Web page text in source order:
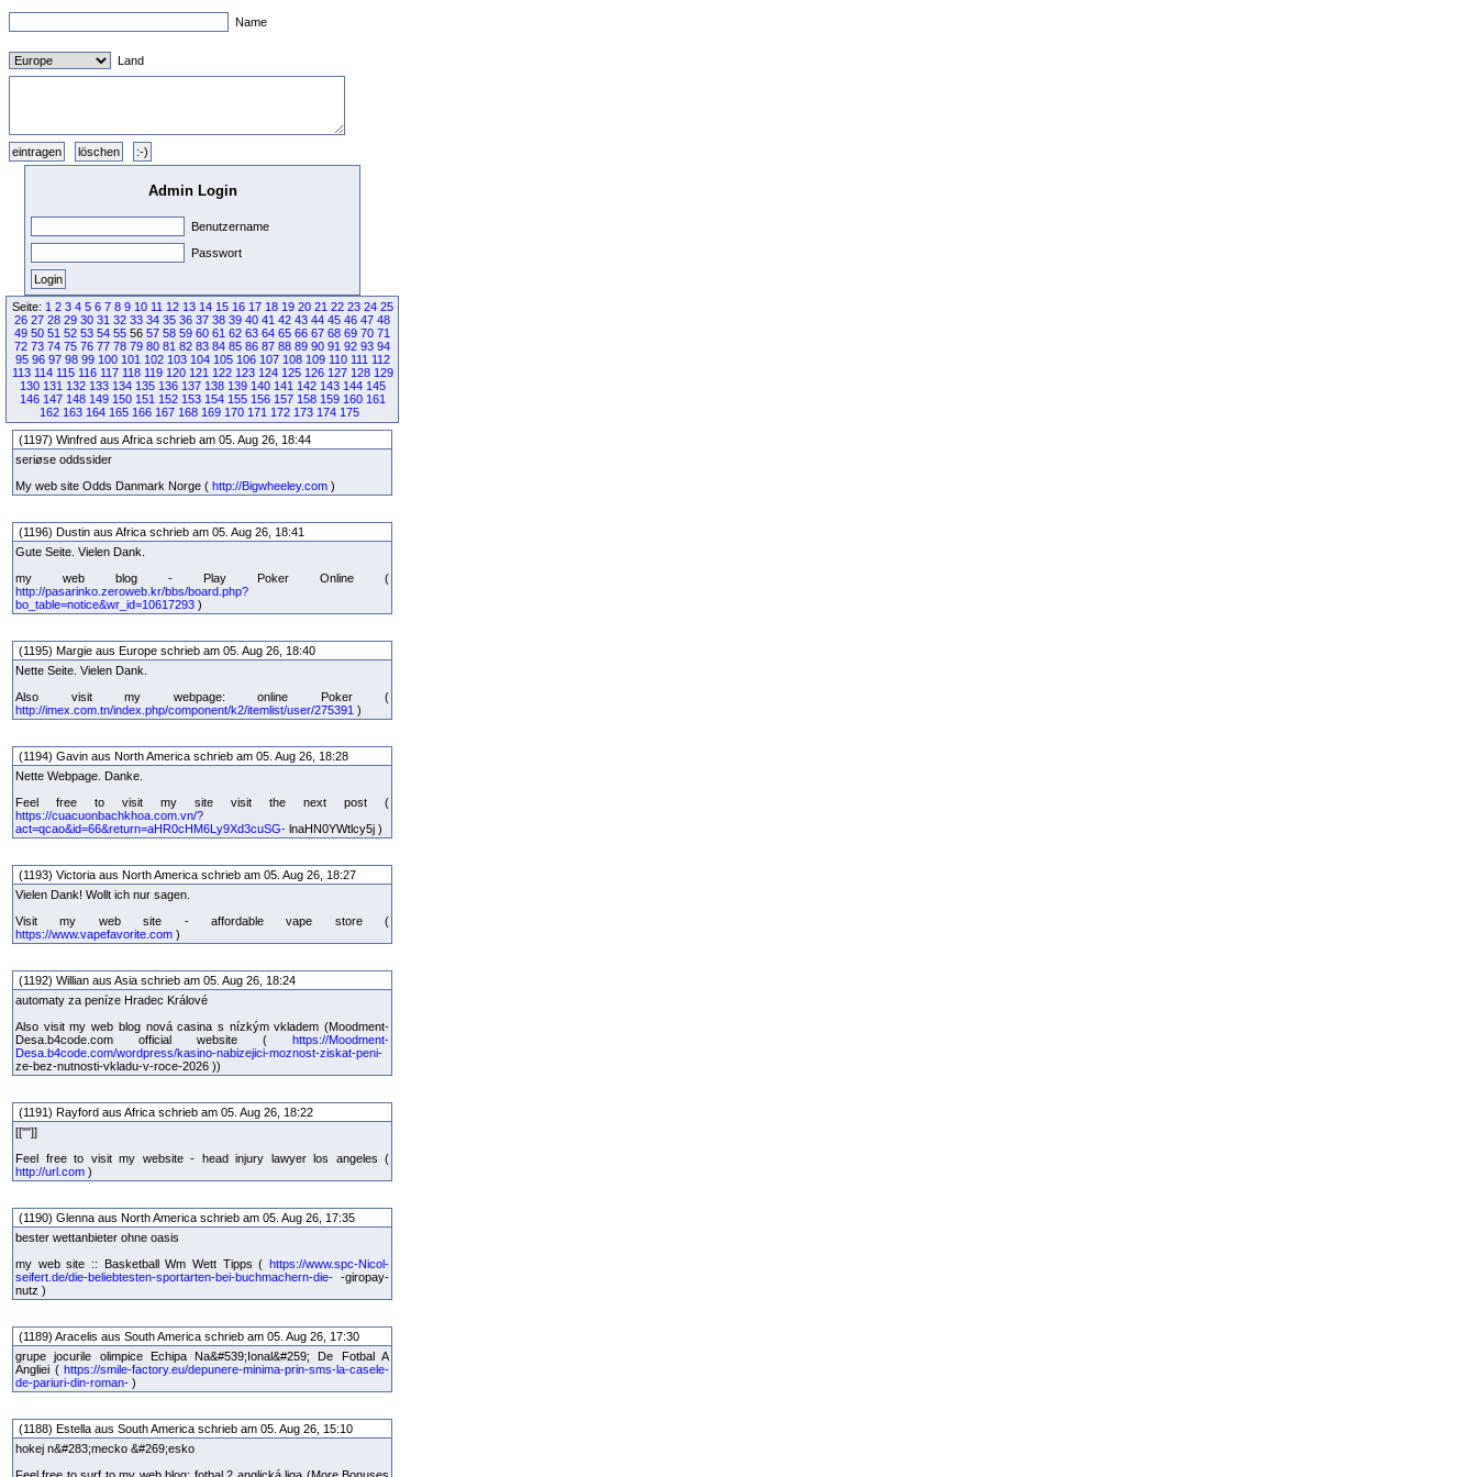
Name
Land
Admin Login
Benutzername
Passwort
Seite: 1 2 3 4 5 6 7 8 9 10 11 12 13 14 15 16 17 18 19 20 21 22 23 24 25
26 27 28 29 30 31 32 33 34 35 36 37 38 39 40 41 42 43 44 45 46 47 48
49 50 51 52 53 54 55 56 57 58 59 60 61 62 63 64 65 66 67 68 69 70 71
72 73 74 75 76 77 78 79 80 81 82 83 84 85 86 87 88 89 90 91 92 93 94
95 96 97 98 99 100 101 102 103 104 105 106 107 108 109 110 111 112
113 114 115 116 117 118 119 120 121 122 123 124 125 126 127 128 129
130 131 132 133 134 135 136 137 138 139 140 141 142 143 144 145
146 147 148 149 150 151 152 153 154 155 156 157 158 159 160 161
162 163 164 165 166 167 168 169 170 171 172 173 174 175
(1197) Winfred aus Africa schrieb am 05. Aug 26, 18:44
seriøse oddssider
My web site Odds Danmark Norge ( http://Bigwheeley.com )
(1196) Dustin aus Africa schrieb am 05. Aug 26, 18:41
Gute Seite. Vielen Dank.
my web blog - Play Poker Online (
http://pasarinko.zeroweb.kr/bbs/board.php?
bo_table=notice&wr_id=10617293 )
(1195) Margie aus Europe schrieb am 05. Aug 26, 18:40
Nette Seite. Vielen Dank.
Also visit my webpage: online Poker (
http://imex.com.tn/index.php/component/k2/itemlist/user/275391 )
(1194) Gavin aus North America schrieb am 05. Aug 26, 18:28
Nette Webpage. Danke.
Feel free to visit my site visit the next post (
https://cuacuonbachkhoa.com.vn/?
act=qcao&id=66&return=aHR0cHM6Ly9Xd3cuSG- lnaHN0YWtlcy5j )
(1193) Victoria aus North America schrieb am 05. Aug 26, 18:27
Vielen Dank! Wollt ich nur sagen.
Visit my web site - affordable vape store (
https://www.vapefavorite.com )
(1192) Willian aus Asia schrieb am 05. Aug 26, 18:24
automaty za peníze Hradec Králové
Also visit my web blog nová casina s nízkým vkladem (Moodment-
Desa.b4code.com official website ( https://Moodment-
Desa.b4code.com/wordpress/kasino-nabizejici-moznost-ziskat-peni-
ze-bez-nutnosti-vkladu-v-roce-2026 ))
(1191) Rayford aus Africa schrieb am 05. Aug 26, 18:22
[[""]]
Feel free to visit my website - head injury lawyer los angeles (
http://url.com )
(1190) Glenna aus North America schrieb am 05. Aug 26, 17:35
bester wettanbieter ohne oasis
my web site :: Basketball Wm Wett Tipps ( https://www.spc-Nicol-
seifert.de/die-beliebtesten-sportarten-bei-buchmachern-die- -giropay-
nutz )
(1189) Aracelis aus South America schrieb am 05. Aug 26, 17:30
grupe jocurile olimpice Echipa Na&#539;Ional&#259; De Fotbal A
Angliei ( https://smile-factory.eu/depunere-minima-prin-sms-la-casele-
de-pariuri-din-roman- )
(1188) Estella aus South America schrieb am 05. Aug 26, 15:10
hokej n&#283;mecko &#269;esko